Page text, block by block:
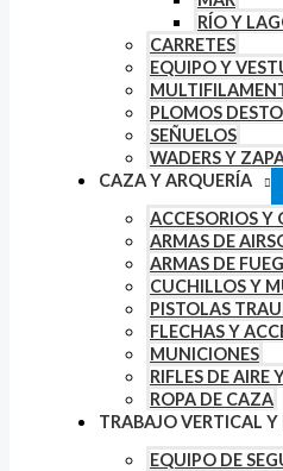
RÍO Y
CARRETES
EQUIPO Y
PLOMOS
SEÑUELOS
WADERS Y
CAZA Y ARQUERÍA
ACCESORIOS Y
ARMAS DE
ARMAS DE
CUCHILLOS Y
PISTOLAS
FLECHAS Y
MUNICIONES
RIFLES DE AIRE
ROPA DE CAZA
TRABAJO VERTICAL Y
EQUIPO DE